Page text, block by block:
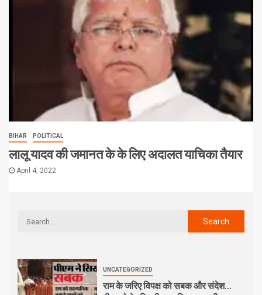
BIHAR POLITICAL
लालू यादव की जमानत के के लिए अदालत याचिका तैयार
April 4, 2022
UNCATEGORIZED
राम के जरिए विपक्ष को सबक और संदेश…